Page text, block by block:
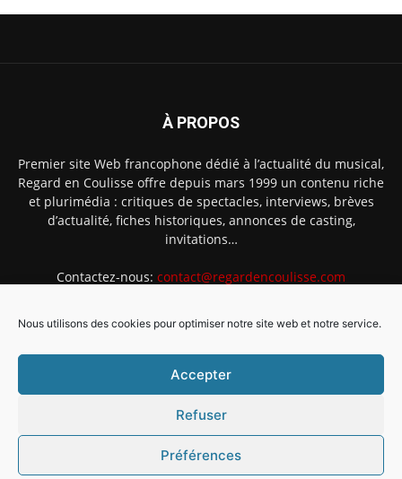
Nous utilisons des cookies pour optimiser notre site web et notre service.
Accepter
Refuser
Préférences
À PROPOS
Premier site Web francophone dédié à l’actualité du musical,
Regard en Coulisse offre depuis mars 1999 un contenu riche
et plurimédia : critiques de spectacles, interviews, brèves
d’actualité, fiches historiques, annonces de casting,
invitations…
Contactez-nous: contact@regardencoulisse.com
Intégration Ghislain Fayard
Mentions légales